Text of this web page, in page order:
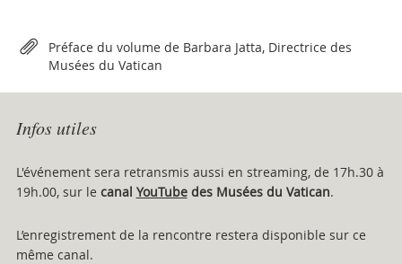
Attachments
Préface du volume de Barbara Jatta, Directrice des
Musées du Vatican
Infos utiles
L'événement sera retransmis aussi en streaming, de 17h.30 à
19h.00, sur le canal YouTubedes Musées du Vatican.
L’enregistrement de la rencontre restera disponible sur ce
même canal.